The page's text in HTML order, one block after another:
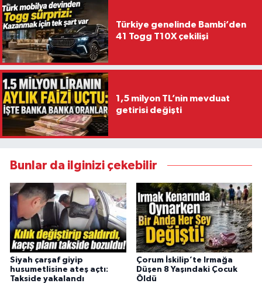
Türkiye genelinde Bambi’den
41 Togg T10X çekilişi
1,5 milyon TL’nin mevduat
getirisi değişti
Bunlar da ilginizi çekebilir
Siyah çarşaf giyip
husumetlisine ateş açtı:
Takside yakalandı
Çorum İskilip’te Irmağa
Düşen 8 Yaşındaki Çocuk
Öldü